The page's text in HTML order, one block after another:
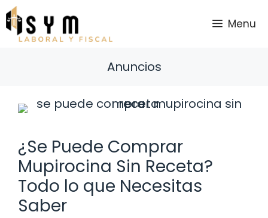
Saltar
al
contenido
Menu
Anuncios
¿Se Puede Comprar
Mupirocina Sin Receta?
Todo lo que Necesitas
Saber